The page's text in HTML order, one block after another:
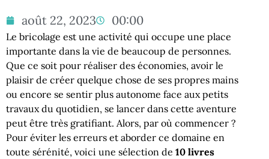
août 22, 2023 00:00
Le bricolage est une activité qui occupe une place
importante dans la vie de beaucoup de personnes.
Que ce soit pour réaliser des économies, avoir le
plaisir de créer quelque chose de ses propres mains
ou encore se sentir plus autonome face aux petits
travaux du quotidien, se lancer dans cette aventure
peut être très gratifiant. Alors, par où commencer ?
Pour éviter les erreurs et aborder ce domaine en
toute sérénité, voici une sélection de 10 livres